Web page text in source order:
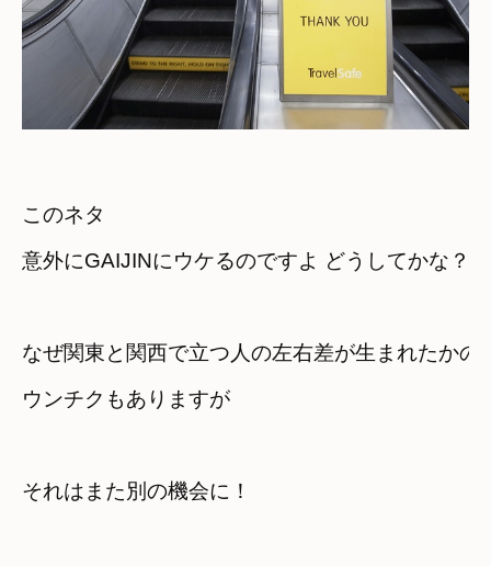
このネタ
意外にGAIJINにウケるのですよ どうしてかな？
なぜ関東と関西で立つ人の左右差が生まれたかの
ウンチクもありますが
それはまた別の機会に！